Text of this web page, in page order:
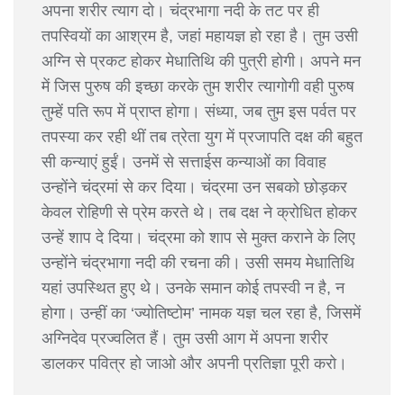
अपना शरीर त्याग दो। चंद्रभागा नदी के तट पर ही
तपस्वियों का आश्रम है, जहां महायज्ञ हो रहा है। तुम उसी
अग्नि से प्रकट होकर मेधातिथि की पुत्री होगी। अपने मन
में जिस पुरुष की इच्छा करके तुम शरीर त्यागोगी वही पुरुष
तुम्हें पति रूप में प्राप्त होगा। संध्या, जब तुम इस पर्वत पर
तपस्या कर रही थीं तब त्रेता युग में प्रजापति दक्ष की बहुत
सी कन्याएं हुईं। उनमें से सत्ताईस कन्याओं का विवाह
उन्होंने चंद्रमां से कर दिया। चंद्रमा उन सबको छोड़कर
केवल रोहिणी से प्रेम करते थे। तब दक्ष ने क्रोधित होकर
उन्हें शाप दे दिया। चंद्रमा को शाप से मुक्त कराने के लिए
उन्होंने चंद्रभागा नदी की रचना की। उसी समय मेधातिथि
यहां उपस्थित हुए थे। उनके समान कोई तपस्वी न है, न
होगा। उन्हीं का ‘ज्योतिष्टोम’ नामक यज्ञ चल रहा है, जिसमें
अग्निदेव प्रज्वलित हैं। तुम उसी आग में अपना शरीर
डालकर पवित्र हो जाओ और अपनी प्रतिज्ञा पूरी करो।